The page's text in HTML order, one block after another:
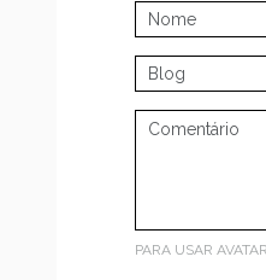
PARA USAR